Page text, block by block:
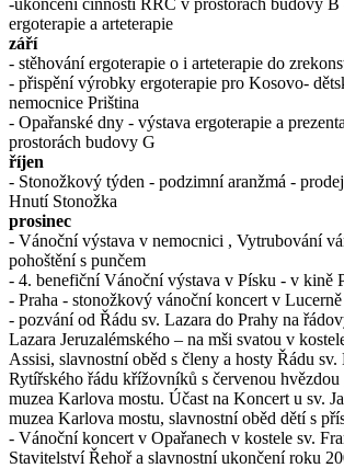
ergoterapie a arteterapie
září
- stěhování ergoterapie o i arteterapie do
- přispění výrobky ergoterapie pro Kosovo-
nemocnice Priština
- Opařanské dny - výstava ergoterapie a
prostorách budovy G
říjen
- Stonožkový týden - podzimní aranžmá -
Hnutí Stonožka
prosinec
- Vánoční výstava v nemocnici , Vytrubování
pohoštění s punčem
- 4. benefiční Vánoční výstava v Písku - v kině
- Praha - stonožkový vánoční koncert v Lucerně
- pozvání od Řádu sv. Lazara do Prahy na
Lazara Jeruzalémského – na mši svatou v
Assisi, slavnostní oběd s členy a hosty Řádu sv.
Rytířského řádu křížovníků s červenou
muzea Karlova mostu. Účast na Koncert u sv.
muzea Karlova mostu, slavnostní oběd dětí s
- Vánoční koncert v Opařanech v kostele sv.
Stavitelství Řehoř a slavnostní ukončení roku